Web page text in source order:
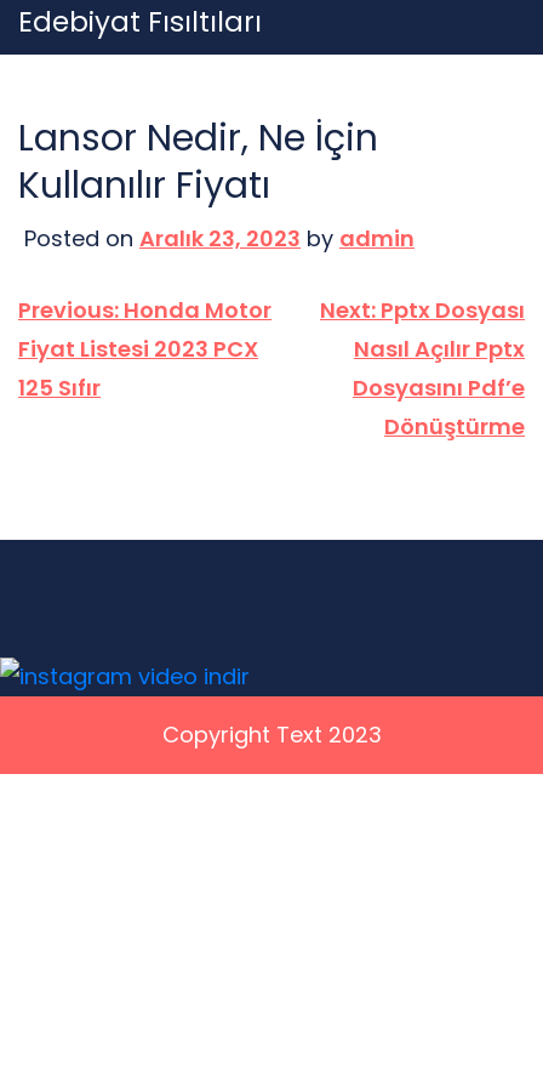
Skip
to
Edebiyat Fısıltıları
Lansor Nedir, Ne İçin
Kullanılır Fiyatı
Posted on Aralık 23, 2023 by admin
Yazı
gezinmesi
Previous: Honda Motor
Fiyat Listesi 2023 PCX
125 Sıfır
Next: Pptx Dosyası
Nasıl Açılır Pptx
Dosyasını Pdf’e
Dönüştürme
Copyright Text 2023